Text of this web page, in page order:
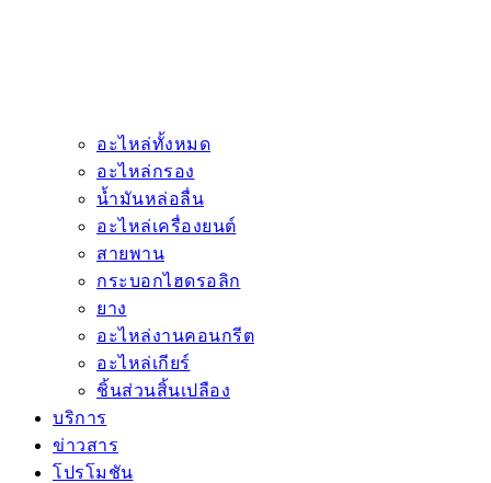
อะไหล่ทั้งหมด
อะไหล่กรอง
น้ำมันหล่อลื่น
อะไหล่เครื่องยนต์
สายพาน
กระบอกไฮดรอลิก
ยาง
อะไหล่งานคอนกรีต
อะไหล่เกียร์
ชิ้นส่วนสิ้นเปลือง
บริการ
ข่าวสาร
โปรโมชัน